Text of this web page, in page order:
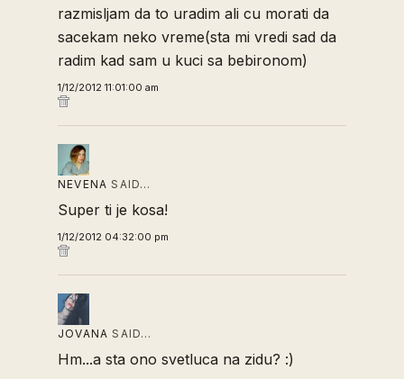
razmisljam da to uradim ali cu morati da
sacekam neko vreme(sta mi vredi sad da
radim kad sam u kuci sa bebironom)
1/12/2012 11:01:00 am
NEVENA SAID…
Super ti je kosa!
1/12/2012 04:32:00 pm
JOVANA SAID…
Hm...a sta ono svetluca na zidu? :)